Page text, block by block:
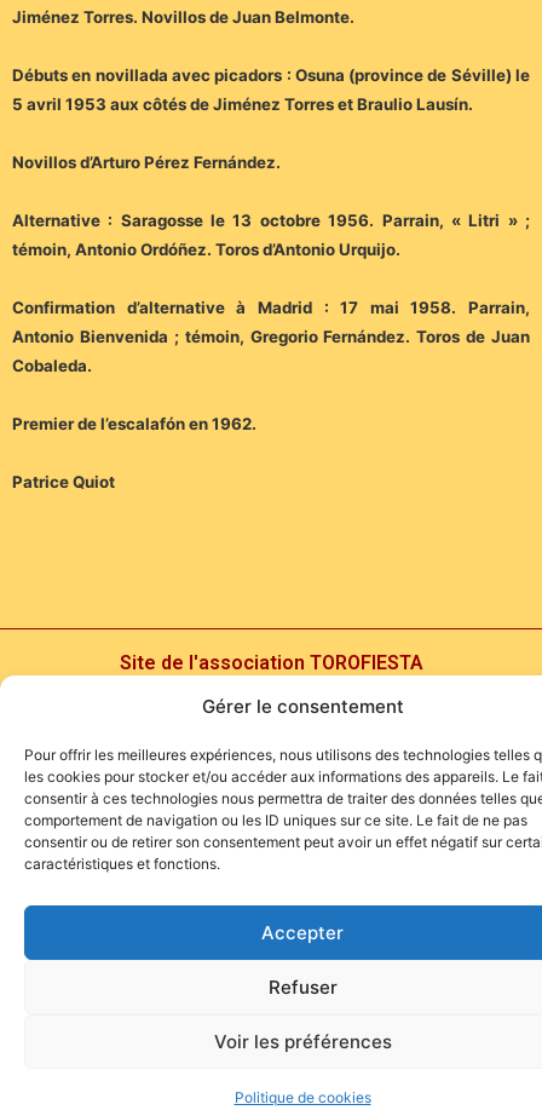
Gérer le consentement
Pour offrir les meilleures expériences, nous utilisons des technologies telles
les cookies pour stocker et/ou accéder aux informations des appareils. Le
consentir à ces technologies nous permettra de traiter des données telles
comportement de navigation ou les ID uniques sur ce site. Le fait de ne pas
consentir ou de retirer son consentement peut avoir un effet négatif sur
caractéristiques et fonctions.
Accepter
Refuser
Voir les préférences
Politique de cookies
Jiménez Torres. Novillos de Juan Belmonte.
Débuts en novillada avec picadors : Osuna (province de Séville) le
5 avril 1953 aux côtés de Jiménez Torres et Braulio Lausín.
Novillos d’Arturo Pérez Fernández.
Alternative : Saragosse le 13 octobre 1956. Parrain, « Litri » ;
témoin, Antonio Ordóñez. Toros d’Antonio Urquijo.
Confirmation d’alternative à Madrid : 17 mai 1958. Parrain,
Antonio Bienvenida ; témoin, Gregorio Fernández. Toros de Juan
Cobaleda.
Premier de l’escalafón en 1962.
Patrice Quiot
Site de l'association TOROFIESTA